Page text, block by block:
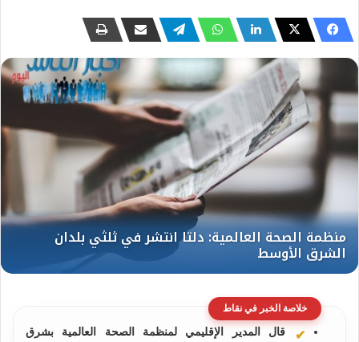
خلاصة الخبر في نقاط
قال المدير الإقليمي لمنظمة الصحة العالمية بشرق